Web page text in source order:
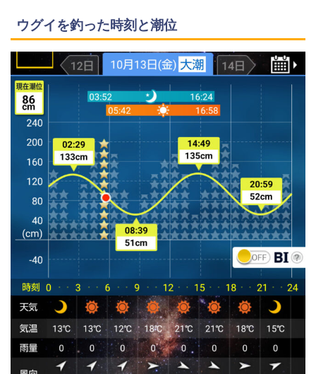
ウグイを釣った時刻と潮位